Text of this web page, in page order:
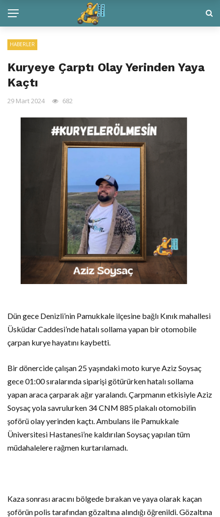
HABERLER
Kuryeye Çarptı Olay Yerinden Yaya
Kaçtı
29 Mart 2024 682
Dün gece Denizli’nin Pamukkale ilçesine bağlı Kınık mahallesi
Üsküdar Caddesi’nde hatalı sollama yapan bir otomobile
çarpan kurye hayatını kaybetti.
Bir dönercide çalışan 25 yaşındaki moto kurye Aziz Soysaç
gece 01:00 sıralarında siparişi götürürken hatalı sollama
yapan araca çarparak ağır yaralandı. Çarpmanın etkisiyle Aziz
Soysaç yola savrulurken 34 CNM 885 plakalı otomobilin
şoförü olay yerinden kaçtı. Ambulans ile Pamukkale
Üniversitesi Hastanesi’ne kaldırılan Soysaç yapılan tüm
müdahalelere rağmen kurtarılamadı.
Kaza sonrası aracını bölgede bırakan ve yaya olarak kaçan
şoförün polis tarafından gözaltına alındığı öğrenildi. Gözaltına